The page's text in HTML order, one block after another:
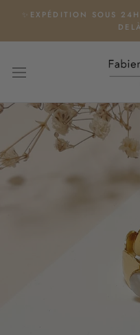
contenu
✨EXPÉDITION SOUS